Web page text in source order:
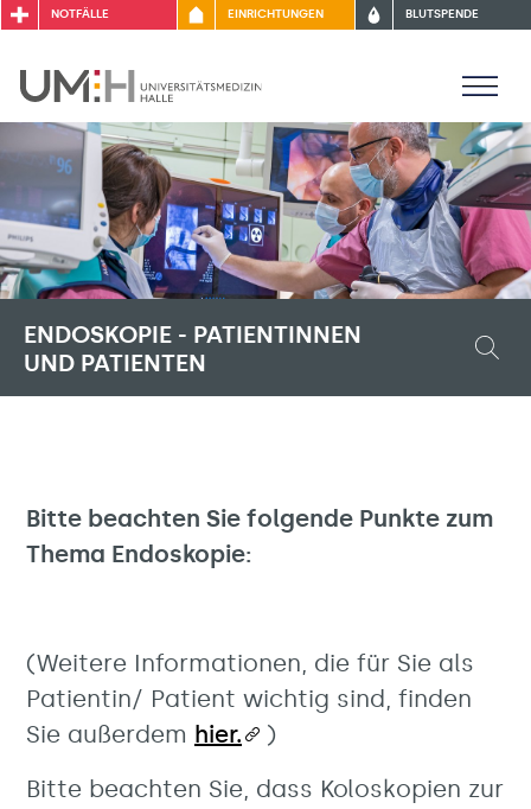
NOTFÄLLE EINRICHTUNGEN BLUTSPENDE
ENDOSKOPIE - PATIENTINNEN
UND PATIENTEN
Bitte beachten Sie folgende Punkte zum
Thema Endoskopie:
(Weitere Informationen, die für Sie als
Patientin/ Patient wichtig sind, finden
Sie außerdem hier.
)
Bitte beachten Sie, dass Koloskopien zur